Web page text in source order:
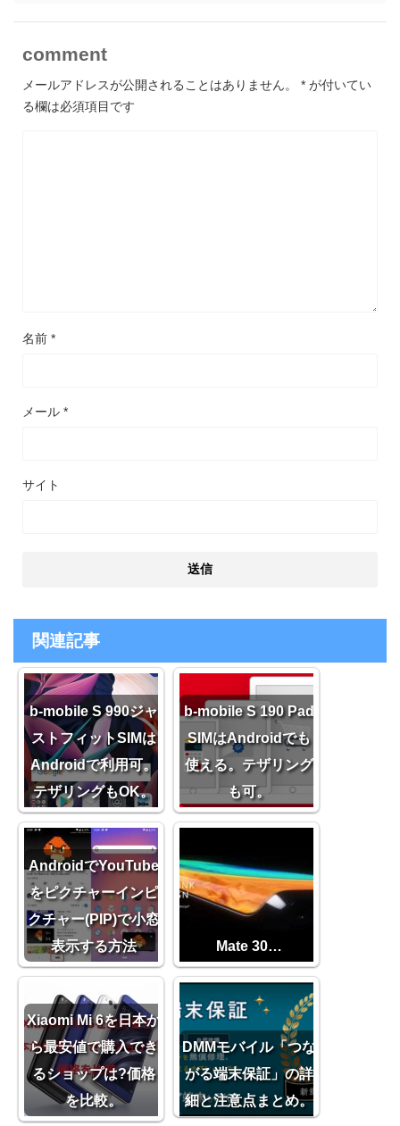
comment
メールアドレスが公開されることはありません。 * が付いてい
る欄は必須項目です
名前 *
メール *
サイト
関連記事
b-mobile S 990ジャ
ストフィットSIMは
Androidで利用可。
テザリングもOK。
b-mobile S 190 Pad
SIMはAndroidでも
使える。テザリング
も可。
AndroidでYouTube
をピクチャーインピ
クチャー(PIP)で小窓
表示する方法
Mate 30…
Xiaomi Mi 6を日本か
ら最安値で購入でき
るショップは?価格
を比較。
DMMモバイル「つな
がる端末保証」の詳
細と注意点まとめ。